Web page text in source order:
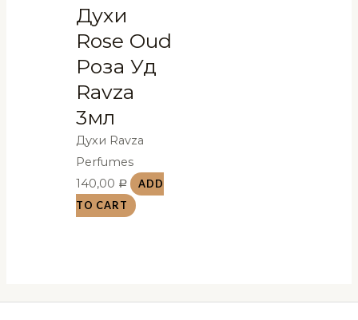
Духи
Rose Oud
Роза Уд
Ravza
3мл
Духи Ravza
Perfumes
140,00 Р
ADD
TO CART